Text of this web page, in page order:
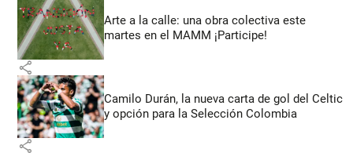
Arte a la calle: una obra colectiva este
martes en el MAMM ¡Participe!
share
Camilo Durán, la nueva carta de gol del Celtic
y opción para la Selección Colombia
share